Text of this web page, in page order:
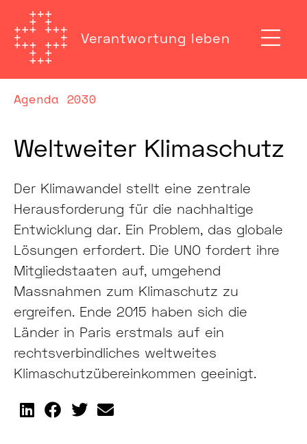
Verantwortung leben
Agenda 2030
Weltweiter Klimaschutz
Der Klimawandel stellt eine zentrale
Herausforderung für die nachhaltige
Entwicklung dar. Ein Problem, das globale
Lösungen erfordert. Die UNO fordert ihre
Mitgliedstaaten auf, umgehend
Massnahmen zum Klimaschutz zu
ergreifen. Ende 2015 haben sich die
Länder in Paris erstmals auf ein
rechtsverbindliches weltweites
Klimaschutzübereinkommen geeinigt.